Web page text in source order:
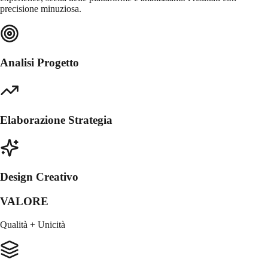
precisione minuziosa.
Analisi Progetto
Elaborazione Strategia
Design Creativo
VALORE
Qualità + Unicità